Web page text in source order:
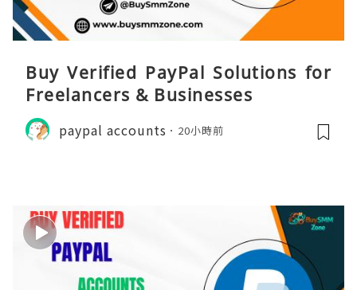
Buy Verified PayPal Solutions for
Freelancers & Businesses
paypal accounts 20小時前